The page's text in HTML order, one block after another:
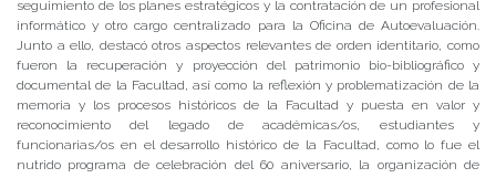
seguimiento de los planes estratégicos y la contratación de un profesional
informático y otro cargo centralizado para la Oficina de Autoevaluación.
Junto a ello, destacó otros aspectos relevantes de orden identitario, como
fueron la recuperación y proyección del patrimonio bio-bibliográfico y
documental de la Facultad, así como la reflexión y problematización de la
memoria y los procesos históricos de la Facultad y puesta en valor y
reconocimiento del legado de académicas/os, estudiantes y
funcionarias/os en el desarrollo histórico de la Facultad, como lo fue el
nutrido programa de celebración del 60 aniversario, la organización de